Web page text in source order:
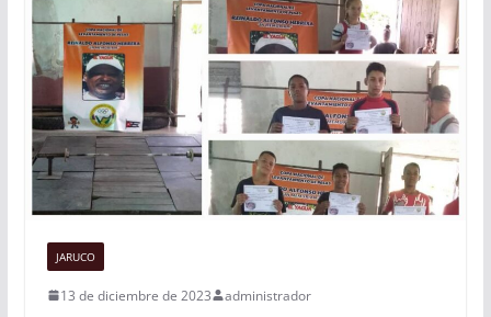
JARUCO
13 de diciembre de 2023 administrador